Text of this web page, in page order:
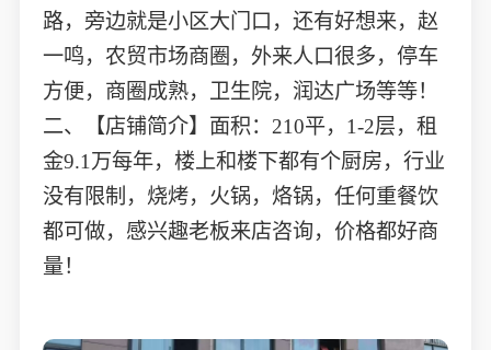
路，旁边就是小区大门口，还有好想来，赵
一鸣，农贸市场商圈，外来人口很多，停车
方便，商圈成熟，卫生院，润达广场等等！
二、【店铺简介】面积：210平，1-2层，租
金9.1万每年，楼上和楼下都有个厨房，行业
没有限制，烧烤，火锅，烙锅，任何重餐饮
都可做，感兴趣老板来店咨询，价格都好商
量！